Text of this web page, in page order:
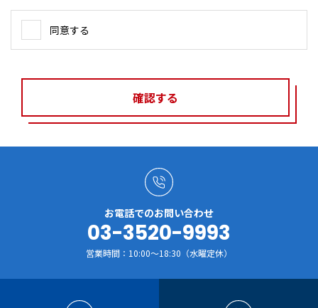
同意する
確認する
お電話でのお問い合わせ
03-3520-9993
営業時間：10:00～18:30（水曜定休）